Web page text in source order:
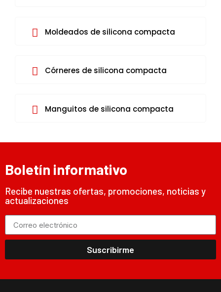
Moldeados de silicona compacta
Córneres de silicona compacta
Manguitos de silicona compacta
Boletín informativo
Recibe nuestras ofertas, promociones, noticias y
actualizaciones
Suscribirme